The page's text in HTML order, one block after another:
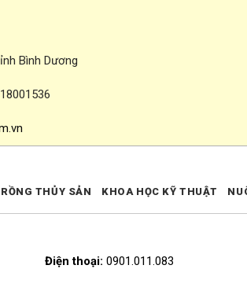
Bình Dương
Điện thoại: 0901.011.083
THỦY SẢN KHOA HỌC KỸ THUẬT